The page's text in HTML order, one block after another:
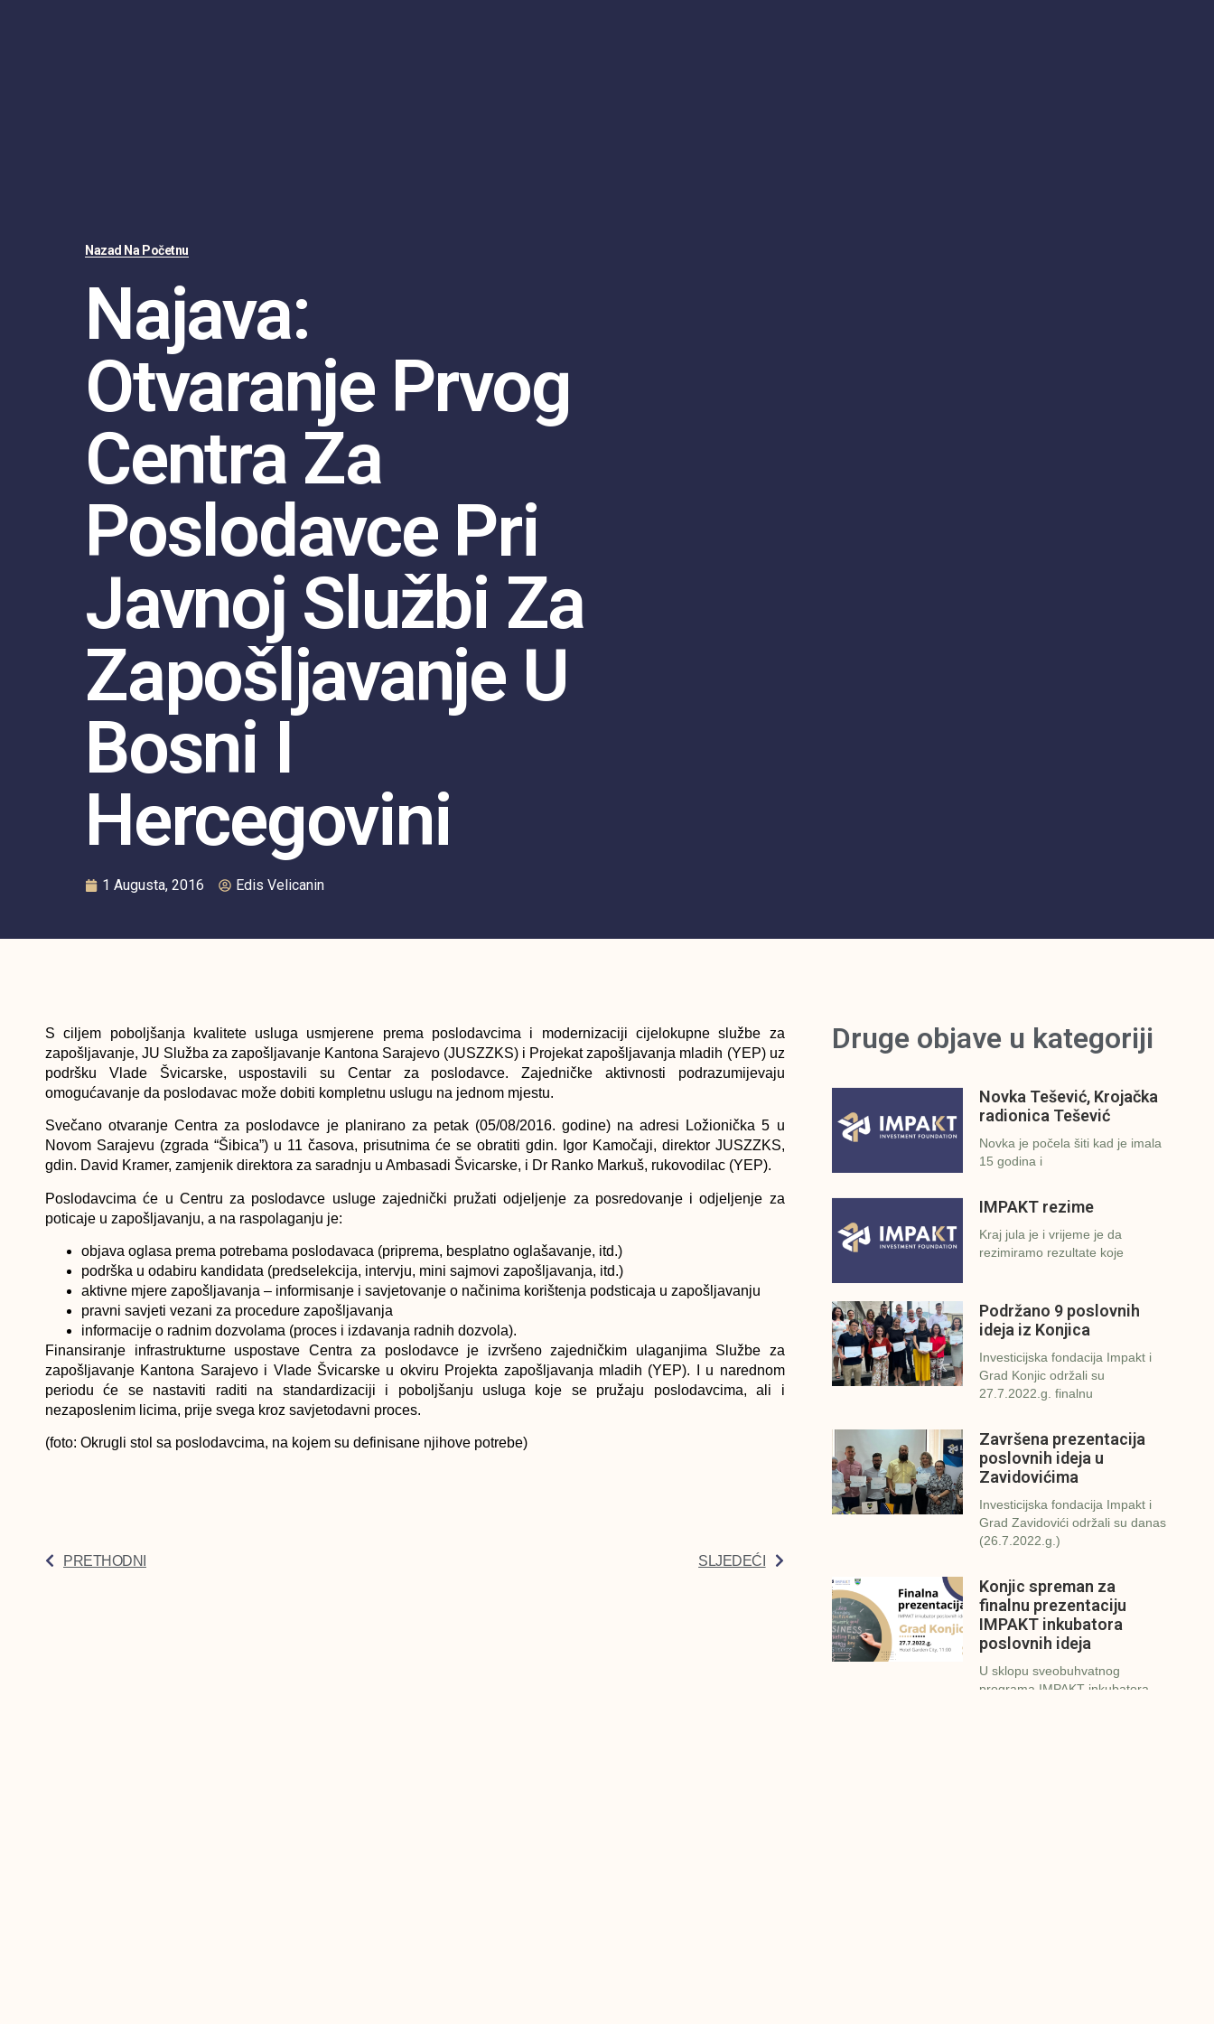
Nazad Na Početnu
Najava:
Otvaranje Prvog
Centra Za
Poslodavce Pri
Javnoj Službi Za
Zapošljavanje U
Bosni I
Hercegovini
1 Augusta, 2016 Edis Velicanin
S ciljem poboljšanja kvalitete usluga usmjerene prema poslodavcima i modernizaciji cijelokupne službe za
zapošljavanje, JU Služba za zapošljavanje Kantona Sarajevo (JUSZZKS) i Projekat zapošljavanja mladih (YEP) uz
podršku Vlade Švicarske, uspostavili su Centar za poslodavce. Zajedničke aktivnosti podrazumijevaju
omogućavanje da poslodavac može dobiti kompletnu uslugu na jednom mjestu.
Svečano otvaranje Centra za poslodavce je planirano za petak (05/08/2016. godine) na adresi Ložionička 5 u
Novom Sarajevu (zgrada “Šibica”) u 11 časova, prisutnima će se obratiti gdin. Igor Kamočaji, direktor JUSZZKS,
gdin. David Kramer, zamjenik direktora za saradnju u Ambasadi Švicarske, i Dr Ranko Markuš, rukovodilac (YEP).
Poslodavcima će u Centru za poslodavce usluge zajednički pružati odjeljenje za posredovanje i odjeljenje za
poticaje u zapošljavanju, a na raspolaganju je:
objava oglasa prema potrebama poslodavaca (priprema, besplatno oglašavanje, itd.)
podrška u odabiru kandidata (predselekcija, intervju, mini sajmovi zapošljavanja, itd.)
aktivne mjere zapošljavanja – informisanje i savjetovanje o načinima korištenja podsticaja u zapošljavanju
pravni savjeti vezani za procedure zapošljavanja
informacije o radnim dozvolama (proces i izdavanja radnih dozvola).
Finansiranje infrastrukturne uspostave Centra za poslodavce je izvršeno zajedničkim ulaganjima Službe za
zapošljavanje Kantona Sarajevo i Vlade Švicarske u okviru Projekta zapošljavanja mladih (YEP). I u narednom
periodu će se nastaviti raditi na standardizaciji i poboljšanju usluga koje se pružaju poslodavcima, ali i
nezaposlenim licima, prije svega kroz savjetodavni proces.
(foto: Okrugli stol sa poslodavcima, na kojem su definisane njihove potrebe)
PRETHODNI SLJEDEĆI
Druge objave u kategoriji
Novka Tešević, Krojačka
radionica Tešević
Novka je počela šiti kad je imala
15 godina i
IMPAKT rezime
Kraj jula je i vrijeme je da
rezimiramo rezultate koje
Podržano 9 poslovnih
ideja iz Konjica
Investicijska fondacija Impakt i
Grad Konjic održali su
27.7.2022.g. finalnu
Završena prezentacija
poslovnih ideja u
Zavidovićima
Investicijska fondacija Impakt i
Grad Zavidovići održali su danas
(26.7.2022.g.)
Konjic spreman za
finalnu prezentaciju
IMPAKT inkubatora
poslovnih ideja
U sklopu sveobuhvatnog
programa IMPAKT inkubatora